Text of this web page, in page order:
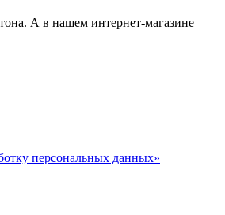
А в нашем интернет-магазине
персональных данных»